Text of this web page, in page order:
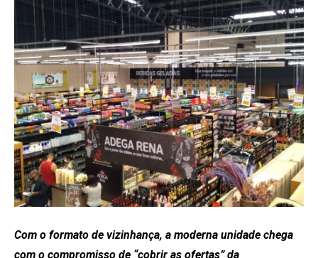
Com o formato de vizinhança, a moderna unidade chega
com o compromisso de “cobrir as ofertas” da